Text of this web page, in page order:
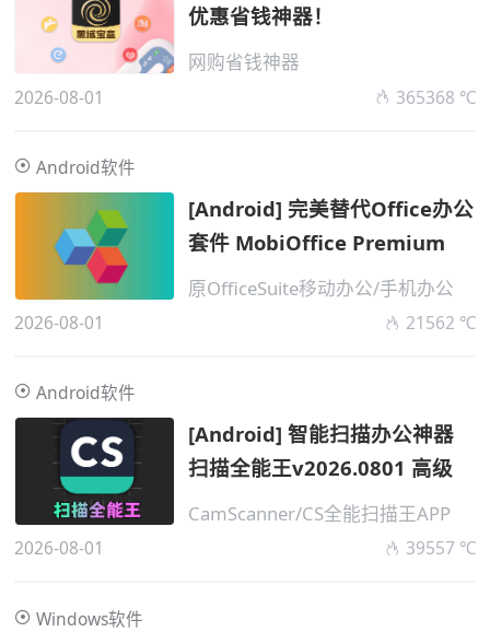
优惠省钱神器！
网购省钱神器
2026-08-01 365368 ℃
Android软件
[Android] 完美替代Office办公
套件 MobiOffice Premium
原OfficeSuite移动办公/手机办公
2026-08-01 21562 ℃
Android软件
[Android] 智能扫描办公神器
扫描全能王v2026.0801 高级
CamScanner/CS全能扫描王APP
2026-08-01 39557 ℃
Windows软件